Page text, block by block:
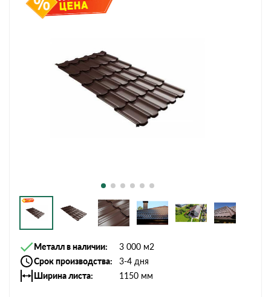
Металл в наличии
3 000 м2
Срок производства
3-4 дня
Ширина листа
1150 мм